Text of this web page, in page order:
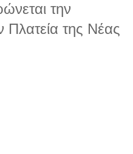
την
της Νέας